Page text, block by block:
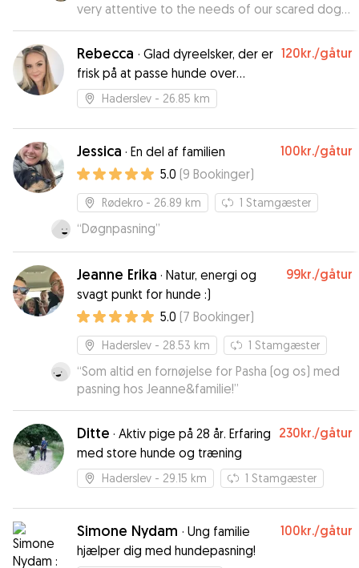
very attentive to the needs of our scared dog
and has really helped him come out of his shell.
He’s made great progress, and Britta also gave
us helpful training tips. She also brought him on a
pack walk, which was perfect for helping him
burn energy and socialize with other dogs. Her
confident and at ease leaving our pup in her
care.”
Rebecca · Glad dyreelsker, der er
frisk på at passe hunde over
sommeren!
120kr./gåtur
Haderslev - 26.85 km
Jessica · En del af familien 100kr./gåtur
5.0 (9 Bookinger)
Rødekro - 26.89 km 1 Stamgæster
“Døgnpasning”
Jeanne Erika · Natur, energi og
svagt punkt for hunde :)
99kr./gåtur
5.0 (7 Bookinger)
Haderslev - 28.53 km 1 Stamgæster
“Som altid en fornøjelse for Pasha (og os) med
pasning hos Jeanne&familie!”
Ditte · Aktiv pige på 28 år. Erfaring
med store hunde og træning
230kr./gåtur
Haderslev - 29.15 km 1 Stamgæster
Simone Nydam · Ung familie
hjælper dig med hundepasning!
100kr./gåtur